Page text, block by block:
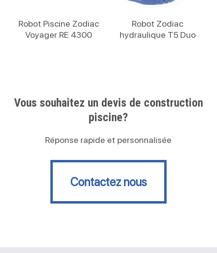
Robot Piscine Zodiac
Voyager RE 4300
Robot Zodiac
hydraulique T5 Duo
Vous souhaitez un devis de construction
piscine?
Réponse rapide et personnalisée
Contactez nous
Contactez nous